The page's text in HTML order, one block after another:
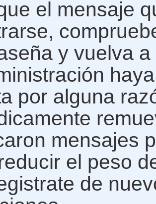
el mensaje
y vuelva
por alguna
mensajes
el peso
de